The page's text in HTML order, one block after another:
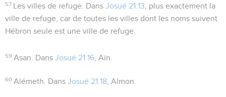
57 Les villes de refuge . DansJosué 21.13 , plus exactement la
ville de refuge, car de toutes les villes dont les noms suivent
Hébron seule est une ville de refuge.
59 Asan . DansJosué 21.16 , Aïn.
60 Alémeth . DansJosué 21.18 , Almon.